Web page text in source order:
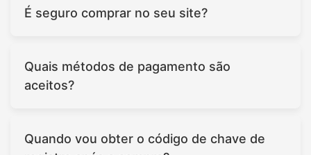
É seguro comprar no seu site?
Quais métodos de pagamento são
aceitos?
Quando vou obter o código de chave de